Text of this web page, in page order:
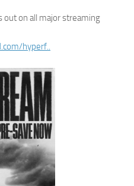
out on all major streaming
hyperf..